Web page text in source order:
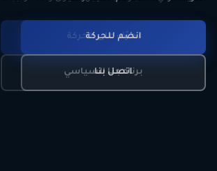
تعرّف على الحركة
برنامجنا السياسي
انضم للحركة
اتصل بنا